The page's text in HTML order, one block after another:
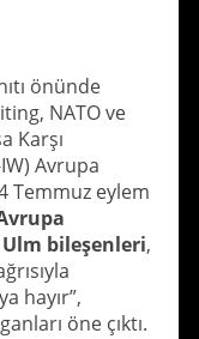
önünde
NATO ve
Karşı
Avrupa
Temmuz eylem
bileşenleri,
hayır”,
öne çıktı.